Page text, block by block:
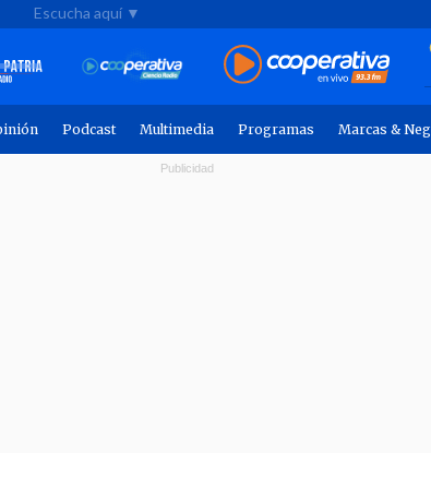
Escucha aquí ▼
Podcast Multimedia Programas Marcas &